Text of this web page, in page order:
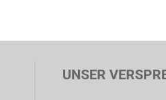
UNSER